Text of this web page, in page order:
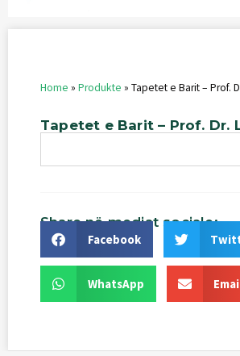
Home » Produkte » Tapetet e Barit – Prof.
Tapetet e Barit – Prof. Dr.
Share në mediat sociale:
Facebook
WhatsApp